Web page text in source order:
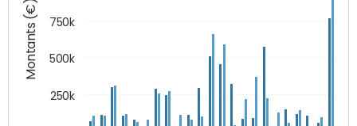
Montants (€)
250k
500k
750k